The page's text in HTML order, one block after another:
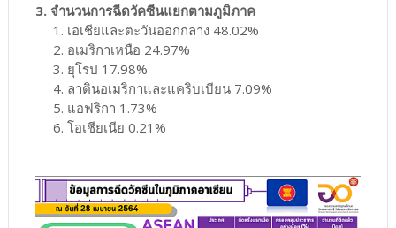
3. จำนวนการฉีดวัคซีนแยกตามภูมิภาค
1. เอเชียและตะวันออกกลาง 48.02%
2. อเมริกาเหนือ 24.97%
3. ยุโรป 17.98%
4. ลาตินอเมริกาและแคริบเบียน 7.09%
5. แอฟริกา 1.73%
6. โอเชียเนีย 0.21%